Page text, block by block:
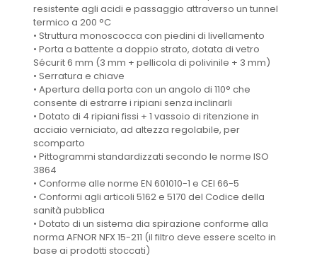
resistente agli acidi e passaggio attraverso un tunnel
termico a 200 °C
• Struttura monoscocca con piedini di livellamento
• Porta a battente a doppio strato, dotata di vetro
Sécurit 6 mm (3 mm + pellicola di polivinile + 3 mm)
• Serratura e chiave
• Apertura della porta con un angolo di 110° che
consente di estrarre i ripiani senza inclinarli
• Dotato di 4 ripiani fissi + 1 vassoio di ritenzione in
acciaio verniciato, ad altezza regolabile, per
scomparto
• Pittogrammi standardizzati secondo le norme ISO
3864
• Conforme alle norme EN 601010-1 e CEI 66-5
• Conformi agli articoli 5162 e 5170 del Codice della
sanità pubblica
• Dotato di un sistema dia spirazione conforme alla
norma AFNOR NFX 15-211 (il filtro deve essere scelto in
base ai prodotti stoccati)